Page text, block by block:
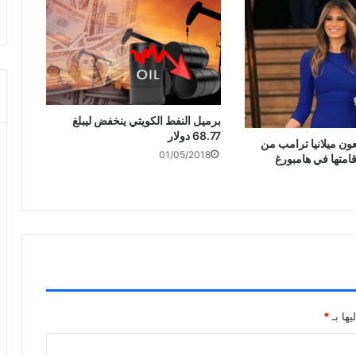
ميلانيا ترامب من
في هامبورغ
برميل النفط الكويتي ينخفض ليبلغ
68.77 دولار
01/05/2018
بـ*